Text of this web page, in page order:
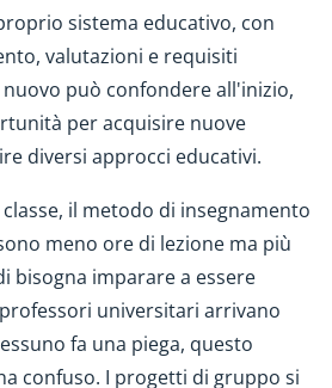
sistema educativo, con
valutazioni e requisiti
può confondere all'inizio,
per acquisire nuove
diversi approcci educativi.
classe, il metodo di insegnamento
meno ore di lezione ma più
bisogna imparare a essere
universitari arrivano
fa una piega, questo
confuso. I progetti di gruppo si